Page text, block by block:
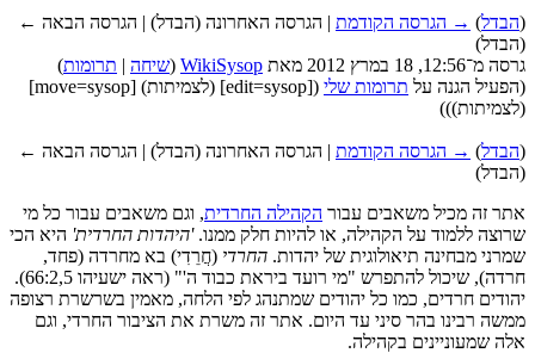
(הבדל) → הגרסה הקודמת | הגרסה האחרונה (הבדל) | הגרסה הבאה ←
(הבדל)
גרסה מ־12:56, 18 במרץ 2012 מאת
WikiSysop
(שיחה | תרומות)
(הפעיל הגנה על תרומות שלי
([edit=sysop] (לצמיתות) [move=sysop]
(לצמיתות)))
(הבדל) → הגרסה הקודמת | הגרסה האחרונה (הבדל) | הגרסה הבאה ←
(הבדל)
אתר זה מכיל משאבים עבור הקהילה החרדית, וגם משאבים עבור כל מי
שרוצה ללמוד על הקהילה, או להיות חלק ממנו.'היהדות החרדית' היא הכי
שמרני מבחינה תיאולוגית של יהדות. החרדי (חֲרֵדִי) בא מחרדה (פחד,
חרדה), שיכול להתפרש "מי רועד ביראת כבוד ה'" (ראה ישעיהו 66:2,5).
יהודים חרדים, כמו כל יהודים שמתנהג לפי הלחה, מאמין בשרשרת רצופה
ממשה רבינו בהר סיני עד היום. אתר זה משרת את הציבור החרדי, וגם
אלה שמעוניינים בקהילה.